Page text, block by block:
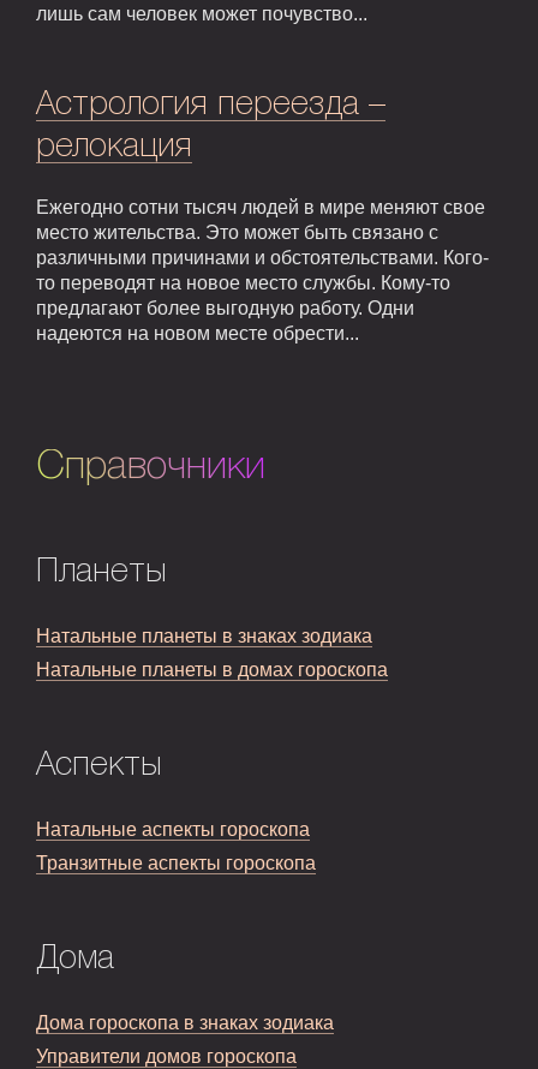
лишь сам человек может почувство...
Астрология переезда –
релокация
Ежегодно сотни тысяч людей в мире меняют свое
место жительства. Это может быть связано с
различными причинами и обстоятельствами. Кого-
то переводят на новое место службы. Кому-то
предлагают более выгодную работу. Одни
надеются на новом месте обрести...
Справочники
Планеты
Натальные планеты в знаках зодиака
Натальные планеты в домах гороскопа
Аспекты
Натальные аспекты гороскопа
Транзитные аспекты гороскопа
Дома
Дома гороскопа в знаках зодиака
Управители домов гороскопа